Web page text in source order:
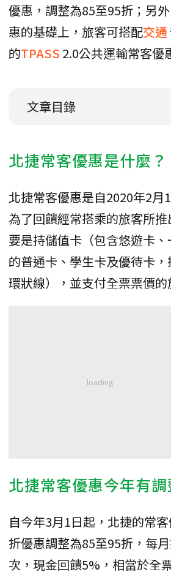
優惠，調整為85至95折；另
惠的基礎上，旅客可搭配交通
的TPASS 2.0公共運輸常客優
文章目錄
北捷常客優惠是什麼？
北捷常客優惠是自2020年2月
為了回饋經常搭乘的旅客所
要是​​持儲值卡（包含悠遊卡、
的普通卡、學生卡及優待卡
環狀線），並支付全票票價的
北捷常客優惠今年有調
自今年3月1日起，北捷的常
折優惠調整為85至95折，每
次，現金回饋5%，相當於全